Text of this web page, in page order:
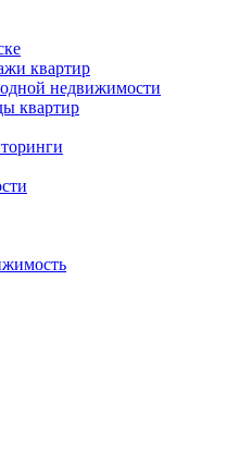
квартир
недвижимости
квартир